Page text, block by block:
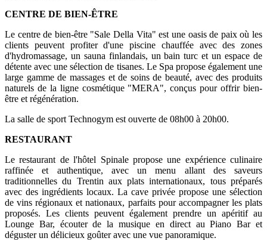
CENTRE DE BIEN-ÊTRE
Le centre de bien-être "Sale Della Vita" est une oasis de paix où les
clients peuvent profiter d'une piscine chauffée avec des zones
d'hydromassage, un sauna finlandais, un bain turc et un espace de
détente avec une sélection de tisanes. Le Spa propose également une
large gamme de massages et de soins de beauté, avec des produits
naturels de la ligne cosmétique "MERA", conçus pour offrir bien-
être et régénération.
La salle de sport Technogym est ouverte de 08h00 à 20h00.
RESTAURANT
Le restaurant de l'hôtel Spinale propose une expérience culinaire
raffinée et authentique, avec un menu allant des saveurs
traditionnelles du Trentin aux plats internationaux, tous préparés
avec des ingrédients locaux. La cave privée propose une sélection
de vins régionaux et nationaux, parfaits pour accompagner les plats
proposés. Les clients peuvent également prendre un apéritif au
Lounge Bar, écouter de la musique en direct au Piano Bar et
déguster un délicieux goûter avec une vue panoramique.